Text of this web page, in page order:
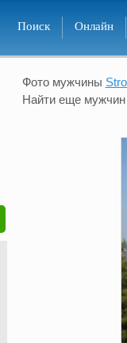
Поиск Онлайн
Фото мужчины
Найти еще мужчин